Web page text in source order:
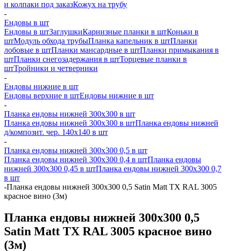
и колпаки под заказКожух на трубу
-
Ендовы в шт
Ендовы в штЗаглушкиКарнизные планки в штКоньки в
штМодуль обхода трубыПланка капельник в штПланки
лобовые в штПланки мансардные в штПланки примыкания в
штПланки снегозадержания в штТорцевые планки в
штТройники и четверники
-
Ендовы нижние в шт
Ендовы верхние в штЕндовы нижние в шт
-
Планка ендовы нижней 300х300 в шт
Планка ендовы нижней 300х300 в штПланка ендовы нижней
д/композит. чер. 140х140 в шт
-
Планка ендовы нижней 300х300 0,5 в шт
Планка ендовы нижней 300х300 0,4 в штПланка ендовы
нижней 300х300 0,45 в штПланка ендовы нижней 300х300 0,7
в шт
-Планка ендовы нижней 300х300 0,5 Satin Matt TX RAL 3005
красное вино (3м)
Планка ендовы нижней 300х300 0,5
Satin Matt TX RAL 3005 красное вино
(3м)